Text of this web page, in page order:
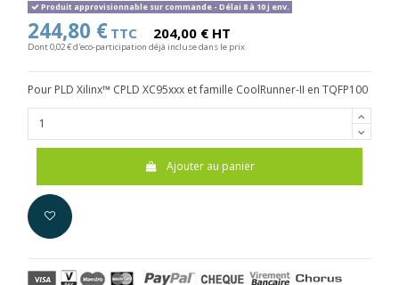
Produit approvisionnable sur commande - Délai 8 à 10 j env.
244,80 € TTC 204,00 € HT
Dont 0,02 € d'eco-participation déjà incluse dans le prix
Pour PLD Xilinx™ CPLD XC95xxx et famille CoolRunner-II en TQFP100
Ajouter au panier